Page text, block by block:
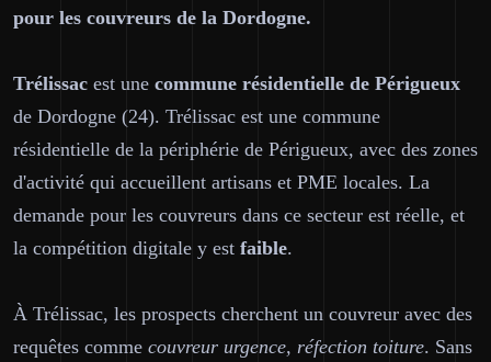
pour les couvreurs de la Dordogne.
Trélissac est une commune résidentielle de Périgueux
de Dordogne (24). Trélissac est une commune
résidentielle de la périphérie de Périgueux, avec des zones
d'activité qui accueillent artisans et PME locales. La
demande pour les couvreurs dans ce secteur est réelle, et
la compétition digitale y est faible.
À Trélissac, les prospects cherchent un couvreur avec des
requêtes comme couvreur urgence, réfection toiture. Sans